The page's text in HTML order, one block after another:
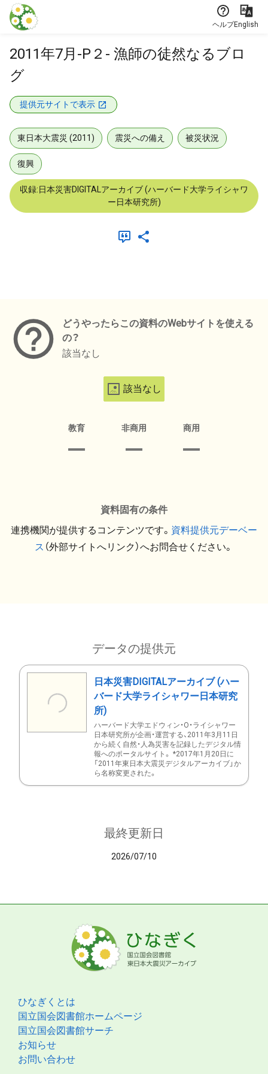
本文に飛ぶ
ヘルプEnglish
2011年7月-P２- 漁師の徒然なるブロ
グ
提供元サイトで表示
東日本大震災 (2011) 震災への備え 被災状況
復興
収録:日本災害DIGITALアーカイブ (ハーバード大学ライシャワ
ー日本研究所)
どうやったらこの資料のWebサイトを使える
の？
該当なし
該当なし
教育 非商用 商用
資料固有の条件
連携機関が提供するコンテンツです。 資料提供元デーベー
ス （外部サイトへリンク）へお問合せください。
データの提供元
日本災害DIGITALアーカイブ (ハー
バード大学ライシャワー日本研究
所)
ハーバード大学エドウィン・O・ライシャワー
日本研究所が企画・運営する、2011年3月11日
から続く自然・人為災害を記録したデジタル情
報へのポータルサイト。 *2017年1月20日に
「2011年東日本大震災デジタルアーカイブ」か
ら名称変更された。
最終更新日
2026/07/10
ひなぎくとは
国立国会図書館ホームページ
国立国会図書館サーチ
お知らせ
お問い合わせ